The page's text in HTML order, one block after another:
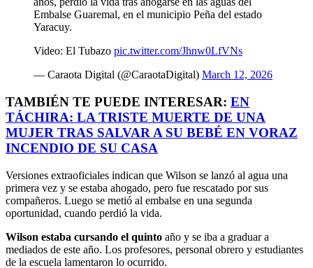
Embalse Guaremal, en el municipio Peña del estado
Yaracuy.
Video: El Tubazo pic.twitter.com/Jhnw0LfVNs
— Caraota Digital (@CaraotaDigital) March 12, 2026
TAMBIÉN TE PUEDE INTERESAR: EN
TÁCHIRA: LA TRISTE MUERTE DE UNA
MUJER TRAS SALVAR A SU BEBÉ EN VORAZ
INCENDIO DE SU CASA
Versiones extraoficiales indican que Wilson se lanzó al agua una
primera vez y se estaba ahogado, pero fue rescatado por sus
compañeros. Luego se metió al embalse en una segunda
oportunidad, cuando perdió la vida.
Wilson estaba cursando el quinto año y se iba a graduar a
mediados de este año. Los profesores, personal obrero y estudiantes
de la escuela lamentaron lo ocurrido.